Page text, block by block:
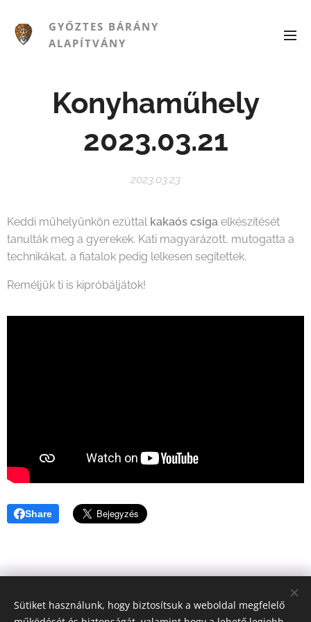
GYŐZTES BÁRÁNY
ALAPÍTVÁNY
Konyhaműhely
2023.03.21
2023.03.23
Keddi műhelyünkön ezúttalkakaós csiga elkészítését
tanulták meg a gyerekek. Kati magyarázott, mutogatta a
technikákat, a fiatalok pedig lelkesen segítettek.
Reméljük ti is kipróbáljátok!
Share
© 2023 Győztes Bárány Közösség | Győztes Bárány Alapítvány |
Minden jog fenntartva.
Sütiket használunk, hogy biztosítsuk a weboldal megfelelő